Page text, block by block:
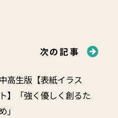
次の記事
中高生版【表紙イラス
ト】「強く優しく創るた
め」